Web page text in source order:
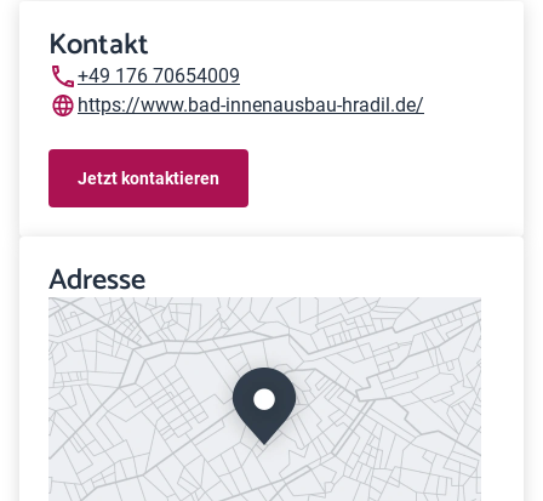
Kontakt
+49 176 70654009
https://www.bad-innenausbau-hradil.de/
Jetzt kontaktieren
Adresse